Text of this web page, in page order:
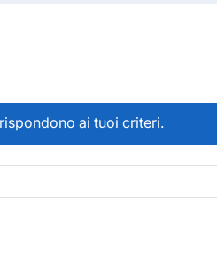
ai tuoi criteri.